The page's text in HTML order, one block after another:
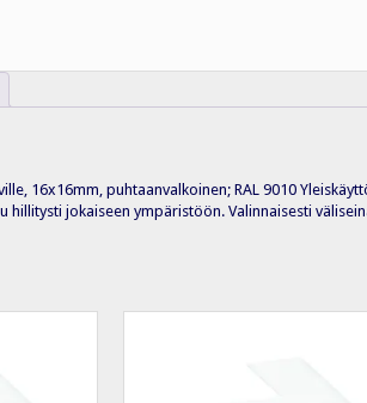
16x16mm, puhtaanvalkoinen; RAL 9010
hillitysti jokaiseen ympäristöön. Valinnaisesti